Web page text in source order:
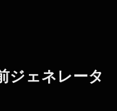
ジェネレータ